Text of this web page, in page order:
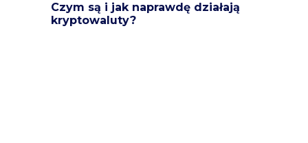
Czym są i jak naprawdę działają
kryptowaluty?